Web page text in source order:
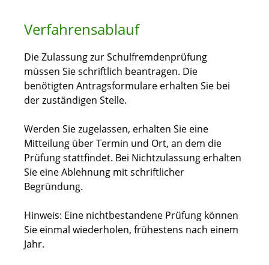
Verfahrensablauf
Die Zulassung zur Schulfremdenprüfung
müssen Sie schriftlich beantragen. Die
benötigten Antragsformulare erhalten Sie bei
der zuständigen Stelle.
Werden Sie zugelassen, erhalten Sie eine
Mitteilung über Termin und Ort, an dem die
Prüfung stattfindet. Bei Nichtzulassung erhalten
Sie eine Ablehnung mit schriftlicher
Begründung.
Hinweis: Eine nichtbestandene Prüfung können
Sie einmal wiederholen, frühestens nach einem
Jahr.